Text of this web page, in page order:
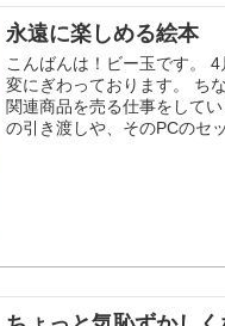
永遠に楽しめる絵本
こんばんは！ビー玉です。
変にぎわっております。 ち
関連商品を売る仕事をして
の引き渡しや、そのPCのセ